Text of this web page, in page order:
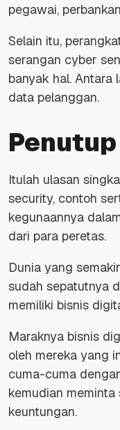
pegawai,
Selain itu,
serangan cyber
banyak hal. Antara
data pelanggan.
Penutup
Itulah ulasan
security, contoh
kegunaannya
dari para peretas.
Dunia yang
sudah sepatutnya
memiliki bisnis
Maraknya bisnis
oleh mereka yang
cuma-cuma
kemudian
keuntungan.